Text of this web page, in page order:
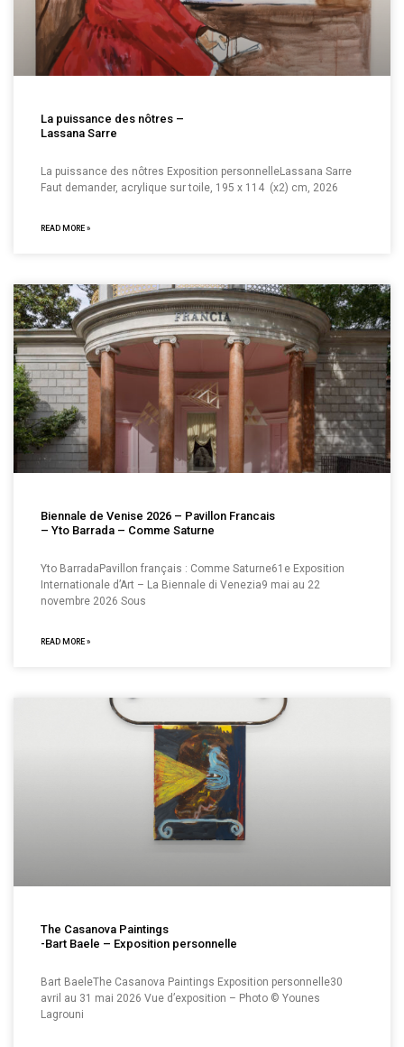
La puissance des nôtres –
Lassana Sarre
La puissance des nôtres Exposition personnelleLassana Sarre
Faut demander, acrylique sur toile, 195 x 114 (x2) cm, 2026
READ MORE »
Biennale de Venise 2026 – Pavillon Francais
– Yto Barrada – Comme Saturne
Yto BarradaPavillon français : Comme Saturne61e Exposition
Internationale d’Art – La Biennale di Venezia9 mai au 22
novembre 2026 Sous
READ MORE »
The Casanova Paintings
-Bart Baele – Exposition personnelle
Bart BaeleThe Casanova Paintings Exposition personnelle30
avril au 31 mai 2026 Vue d’exposition – Photo © Younes
Lagrouni